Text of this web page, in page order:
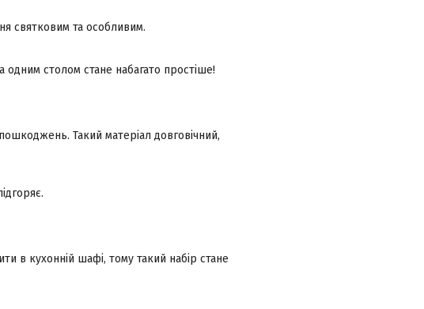
святковим та особливим.
одним столом стане набагато простіше!
пошкоджень. Такий матеріал довговічний,
в кухонній шафі, тому такий набір стане